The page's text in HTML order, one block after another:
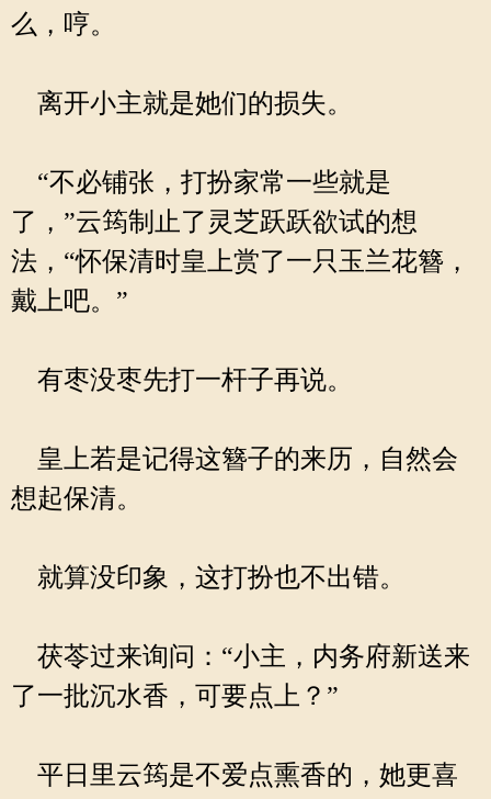
么，哼。
离开小主就是她们的损失。
“不必铺张，打扮家常一些就是
了，”云筠制止了灵芝跃跃欲试的想
法，“怀保清时皇上赏了一只玉兰花簪，
戴上吧。”
有枣没枣先打一杆子再说。
皇上若是记得这簪子的来历，自然会
想起保清。
就算没印象，这打扮也不出错。
茯苓过来询问：“小主，内务府新送来
了一批沉水香，可要点上？”
平日里云筠是不爱点熏香的，她更喜